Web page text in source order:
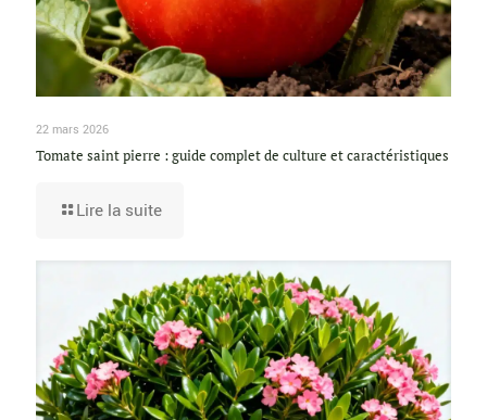
22 mars 2026
Tomate saint pierre : guide complet de culture et caractéristiques
Lire la suite